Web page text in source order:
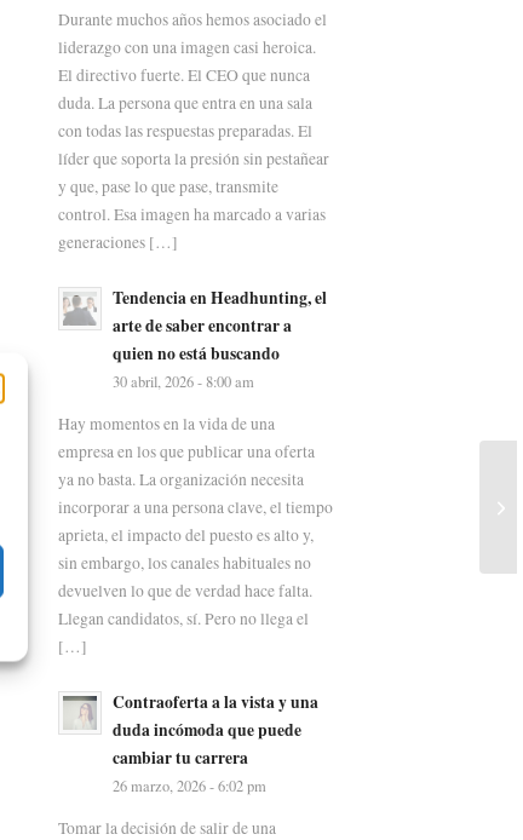
Durante muchos años hemos asociado el
liderazgo con una imagen casi heroica.
El directivo fuerte. El CEO que nunca
duda. La persona que entra en una sala
con todas las respuestas preparadas. El
líder que soporta la presión sin pestañear
y que, pase lo que pase, transmite
control. Esa imagen ha marcado a varias
generaciones […]
Tendencia en Headhunting, el
arte de saber encontrar a
quien no está buscando
30 abril, 2026 - 8:00 am
Hay momentos en la vida de una
empresa en los que publicar una oferta
ya no basta. La organización necesita
incorporar a una persona clave, el tiempo
aprieta, el impacto del puesto es alto y,
sin embargo, los canales habituales no
devuelven lo que de verdad hace falta.
Llegan candidatos, sí. Pero no llega el
[…]
Contraoferta a la vista y una
duda incómoda que puede
cambiar tu carrera
26 marzo, 2026 - 6:02 pm
Tomar la decisión de salir de una